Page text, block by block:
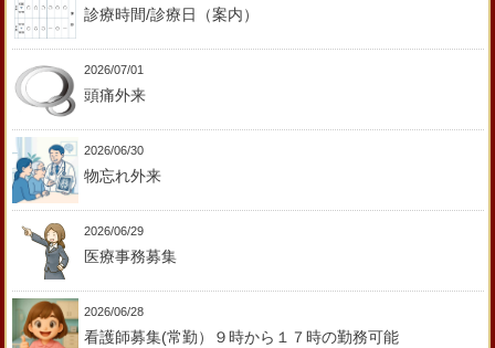
診療時間/診療日（案内）
2026/07/01
頭痛外来
2026/06/30
物忘れ外来
2026/06/29
医療事務募集
2026/06/28
看護師募集(常勤）９時から１７時の勤務可能